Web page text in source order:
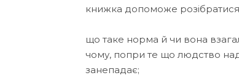
книжка допоможе
що таке норма й чи вона
чому, попри те що людство
занепадає;